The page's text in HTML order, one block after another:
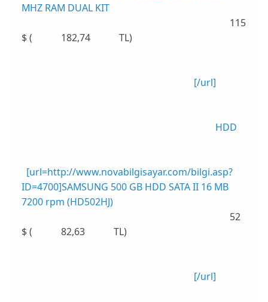
MHZ RAM DUAL KIT
115
$ ( 182,74 TL)
[/url]
HDD
[url=http://www.novabilgisayar.com/bilgi.asp?
ID=4700]SAMSUNG 500 GB HDD SATA II 16 MB
7200 rpm (HD502HJ)
52
$ ( 82,63 TL)
[/url]